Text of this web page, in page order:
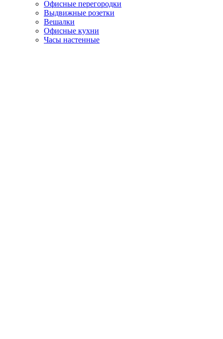
Офисные перегородки
Выдвижные розетки
Вешалки
Офисные кухни
Часы настенные